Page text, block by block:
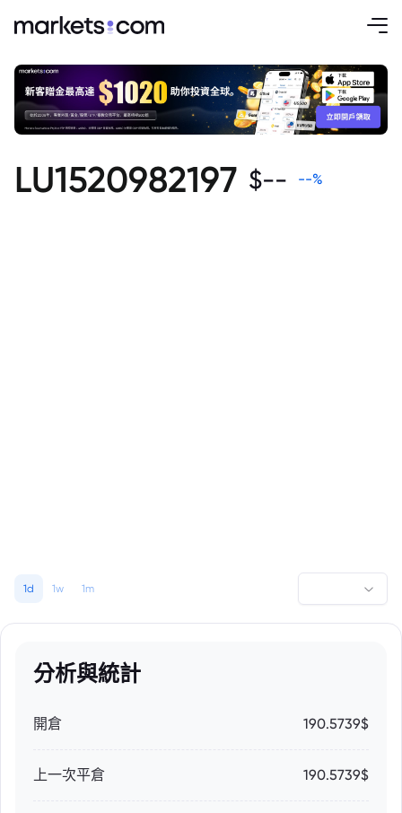
LU1520982197 $-- --%
1d 1w 1m
分析與統計
開倉 190.5739$
上一次平倉 190.5739$